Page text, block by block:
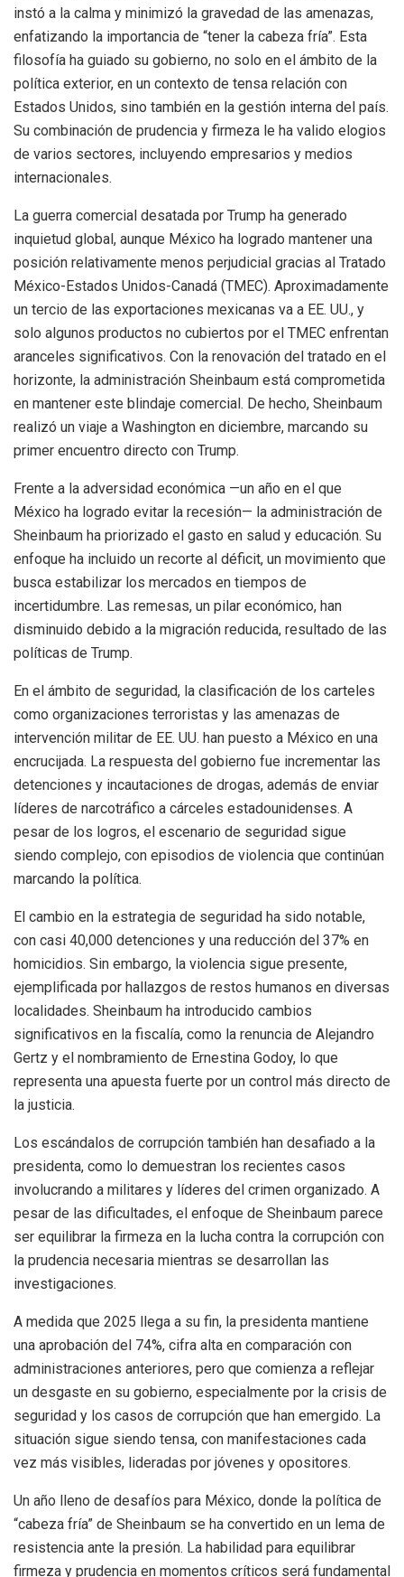
instó a la calma y minimizó la gravedad de las amenazas,
enfatizando la importancia de “tener la cabeza fría”. Esta
filosofía ha guiado su gobierno, no solo en el ámbito de la
política exterior, en un contexto de tensa relación con
Estados Unidos, sino también en la gestión interna del país.
Su combinación de prudencia y firmeza le ha valido elogios
de varios sectores, incluyendo empresarios y medios
internacionales.
La guerra comercial desatada por Trump ha generado
inquietud global, aunque México ha logrado mantener una
posición relativamente menos perjudicial gracias al Tratado
México-Estados Unidos-Canadá (TMEC). Aproximadamente
un tercio de las exportaciones mexicanas va a EE. UU., y
solo algunos productos no cubiertos por el TMEC enfrentan
aranceles significativos. Con la renovación del tratado en el
horizonte, la administración Sheinbaum está comprometida
en mantener este blindaje comercial. De hecho, Sheinbaum
realizó un viaje a Washington en diciembre, marcando su
primer encuentro directo con Trump.
Frente a la adversidad económica —un año en el que
México ha logrado evitar la recesión— la administración de
Sheinbaum ha priorizado el gasto en salud y educación. Su
enfoque ha incluido un recorte al déficit, un movimiento que
busca estabilizar los mercados en tiempos de
incertidumbre. Las remesas, un pilar económico, han
disminuido debido a la migración reducida, resultado de las
políticas de Trump.
En el ámbito de seguridad, la clasificación de los carteles
como organizaciones terroristas y las amenazas de
intervención militar de EE. UU. han puesto a México en una
encrucijada. La respuesta del gobierno fue incrementar las
detenciones y incautaciones de drogas, además de enviar
líderes de narcotráfico a cárceles estadounidenses. A
pesar de los logros, el escenario de seguridad sigue
siendo complejo, con episodios de violencia que continúan
marcando la política.
El cambio en la estrategia de seguridad ha sido notable,
con casi 40,000 detenciones y una reducción del 37% en
homicidios. Sin embargo, la violencia sigue presente,
ejemplificada por hallazgos de restos humanos en diversas
localidades. Sheinbaum ha introducido cambios
significativos en la fiscalía, como la renuncia de Alejandro
Gertz y el nombramiento de Ernestina Godoy, lo que
representa una apuesta fuerte por un control más directo de
la justicia.
Los escándalos de corrupción también han desafiado a la
presidenta, como lo demuestran los recientes casos
involucrando a militares y líderes del crimen organizado. A
pesar de las dificultades, el enfoque de Sheinbaum parece
ser equilibrar la firmeza en la lucha contra la corrupción con
la prudencia necesaria mientras se desarrollan las
investigaciones.
A medida que 2025 llega a su fin, la presidenta mantiene
una aprobación del 74%, cifra alta en comparación con
administraciones anteriores, pero que comienza a reflejar
un desgaste en su gobierno, especialmente por la crisis de
seguridad y los casos de corrupción que han emergido. La
situación sigue siendo tensa, con manifestaciones cada
vez más visibles, lideradas por jóvenes y opositores.
Un año lleno de desafíos para México, donde la política de
“cabeza fría” de Sheinbaum se ha convertido en un lema de
resistencia ante la presión. La habilidad para equilibrar
firmeza y prudencia en momentos críticos será fundamental